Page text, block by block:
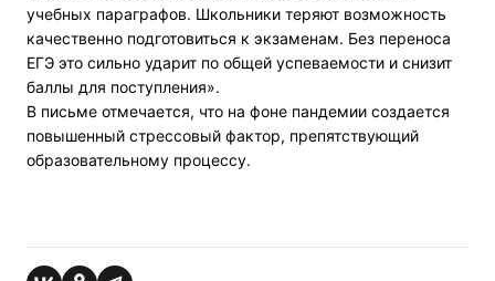
учебных параграфов. Школьники теряют возможность
качественно подготовиться к экзаменам. Без переноса
ЕГЭ это сильно ударит по общей успеваемости и снизит
баллы для поступления».
В письме отмечается, что на фоне пандемии создается
повышенный стрессовый фактор, препятствующий
образовательному процессу.